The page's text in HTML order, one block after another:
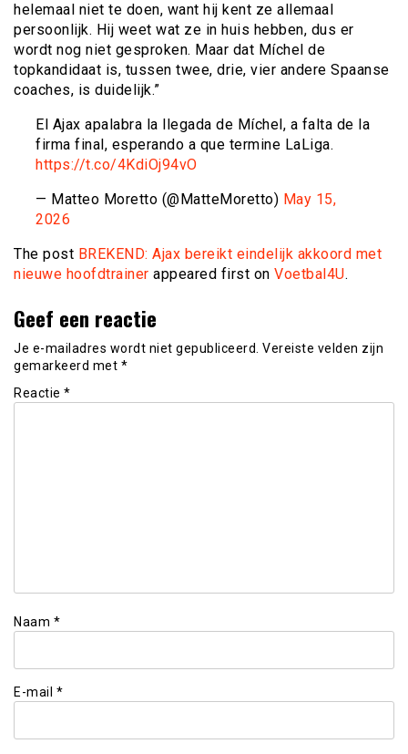
helemaal niet te doen, want hij kent ze allemaal
persoonlijk. Hij weet wat ze in huis hebben, dus er
wordt nog niet gesproken. Maar dat Míchel de
topkandidaat is, tussen twee, drie, vier andere Spaanse
coaches, is duidelijk.”
El Ajax apalabra la llegada de Míchel, a falta de la
firma final, esperando a que termine LaLiga.
https://t.co/4KdiOj94vO
— Matteo Moretto (@MatteMoretto) May 15,
2026
The post BREKEND: Ajax bereikt eindelijk akkoord met
nieuwe hoofdtrainer appeared first on Voetbal4U.
Geef een reactie
Je e-mailadres wordt niet gepubliceerd. Vereiste velden zijn
gemarkeerd met *
Reactie *
Naam *
E-mail *